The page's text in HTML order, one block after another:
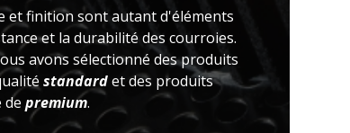
et finition sont autant d'éléments
et la durabilité des courroies.
avons sélectionné des produits
standardet des produits
de premium.